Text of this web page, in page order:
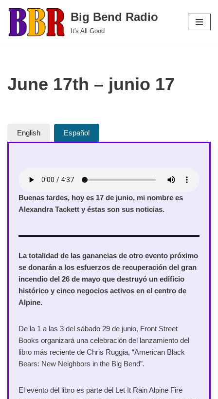
Skip
to
Big Bend Radio
It's All Good
June 17th – junio 17
English Español
Buenas tardes, hoy es 17 de junio, mi nombre es
Alexandra Tackett y éstas son sus noticias.
La totalidad de las ganancias de otro evento próximo
se donarán a los esfuerzos de recuperación del gran
incendio del 26 de mayo que destruyó un edificio
histórico y cinco negocios activos en el centro de
Alpine.
De la 1 a las 3 del sábado 29 de junio, Front Street
Books organizará una celebración del lanzamiento del
libro más reciente de Chris Ruggia, “American Black
Bears: New Neighbors in the Big Bend”.
El evento del libro es parte del Let It Rain Alpine Fire